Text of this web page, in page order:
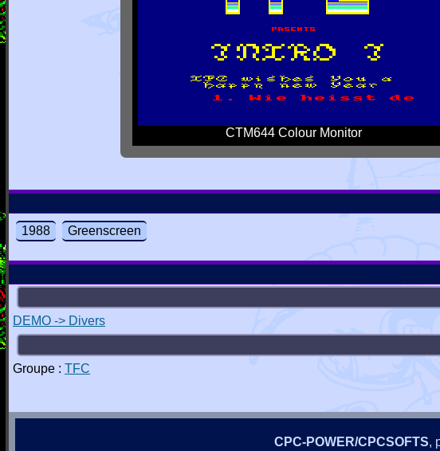
CTM644 Colour Monitor
1988 Greenscreen
DEMO -> Divers
Groupe : TFC
CPC-POWER/CPCSOFTS,